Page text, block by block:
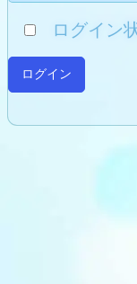
ログイン